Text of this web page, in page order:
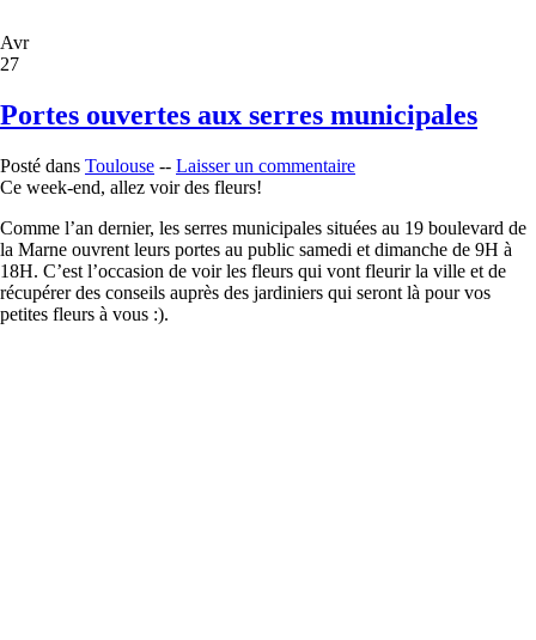
Avr
27
Portes ouvertes aux serres municipales
Posté dans Toulouse -- Laisser un commentaire
Ce week-end, allez voir des fleurs!
Comme l’an dernier, les serres municipales situées au 19 boulevard de
la Marne ouvrent leurs portes au public samedi et dimanche de 9H à
18H. C’est l’occasion de voir les fleurs qui vont fleurir la ville et de
récupérer des conseils auprès des jardiniers qui seront là pour vos
petites fleurs à vous :).